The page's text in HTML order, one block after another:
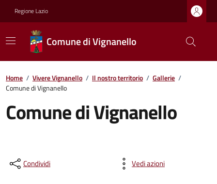
Regione Lazio
Comune di Vignanello
Home / Vivere Vignanello / Il nostro territorio / Gallerie /
Comune di Vignanello
Comune di Vignanello
Condividi Vedi azioni